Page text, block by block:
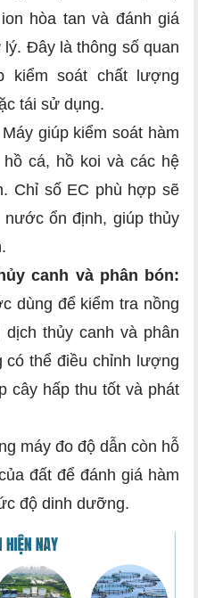
hòa tan và đánh giá
Đây là thông số quan
kiểm soát chất lượng
tái sử dụng.
Máy giúp kiểm soát hàm
cá, hồ koi và các hệ
Chỉ số EC phù hợp sẽ
ổn định, giúp thủy
canh và phân bón:
dùng để kiểm tra nồng
thủy canh và phân
thể điều chỉnh lượng
cây hấp thu tốt và phát
máy đo độ dẫn còn hỗ
đất để đánh giá hàm
độ dinh dưỡng.